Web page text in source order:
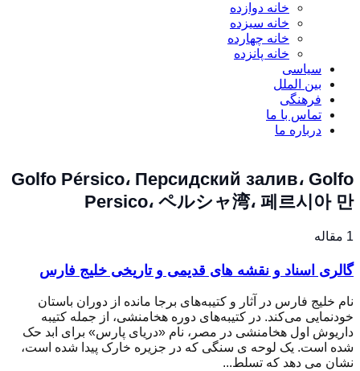
خانه دوازده
خانه سیزده
خانه چهارده
خانه پانزده
سیاسی
بین الملل
فرهنگی
تماس با ما
درباره ما
Golfo Pérsico، Персидский залив، Golfo
Persico، ペルシャ湾، 페르시아 만
1 مقاله
گالری اسناد و نقشه های قدیمی و تاریخی خلیج فارس
نام خلیج فارس در آثار و کتیبه‌های برجا مانده از دوران باستان
خودنمایی می‌کند. در کتیبه‌های دوره هخامنشی، از جمله کتیبه
داریوش اول هخامنشی در مصر، نام «دریای پارس» برای ابد حک
شده است. یک لوحه ی سنگی که در جزیره خارک پیدا شده است،
نشان می دهد که تسلط...